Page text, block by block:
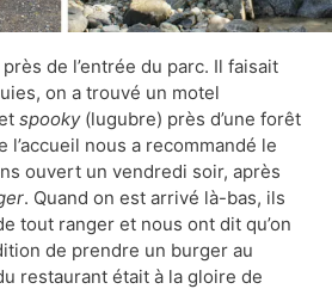
de l’entrée du parc. Il faisait
on a trouvé un motel
spooky(lugubre) près d’une forêt
l’accueil nous a recommandé le
ouvert un vendredi soir, après
. Quand on est arrivé là-bas, ils
tout ranger et nous ont dit qu’on
de prendre un burger au
restaurant était à la gloire de